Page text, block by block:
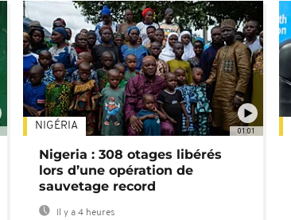
01:01
NIGÉRIA
Nigeria : 308 otages libérés
lors d’une opération de
sauvetage record
Il y a 4 heures